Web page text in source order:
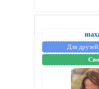
Для друзей: